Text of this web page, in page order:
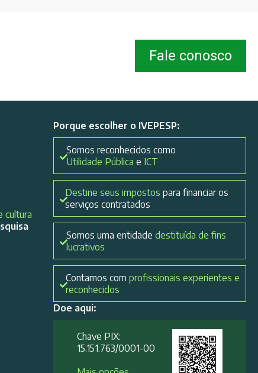
Fale conosco
cultura
Porque escolher o IVEPESP:
Somos reconhecidos como
Utilidade Pública e ICT
Destine seus impostos para financiar os
serviços contratados
Somos uma entidadedestituída de fins
lucrativos
Contamos com profissionais experientes e
reconhecidos
Doe aqui:
Chave PIX:
15.151.763/0001-00​